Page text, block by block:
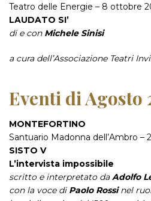
Teatro delle Energie – 8 ottobre
LAUDATO SI’
di e con Michele Sinisi
a cura dell’Associazione Teatri
Eventi di Agosto
MONTEFORTINO
Santuario Madonna dell’Ambro –
SISTO V
L’intervista impossibile
scritto e interpretato daAdolfo
con la voce di Paolo Rossinel